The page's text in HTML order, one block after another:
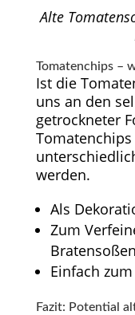
Alte
Tomatenchips –
Ist die
uns an den
getrockneter
werden.
Als
Zum
Einfach
Fazit: Potential